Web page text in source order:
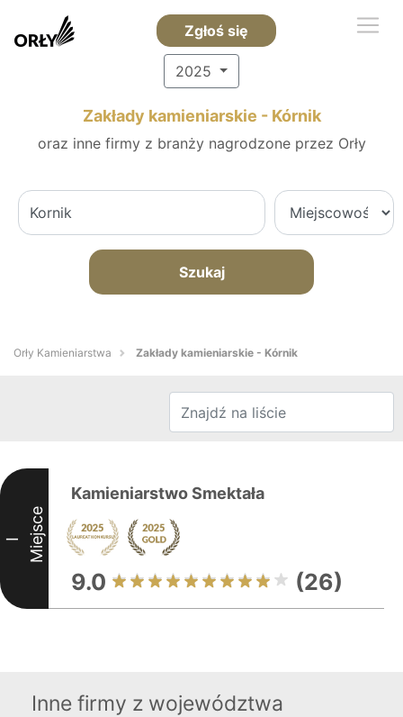
Zgłoś się
2025
Zakłady kamieniarskie - Kórnik
oraz inne firmy z branży nagrodzone przez Orły
Szukaj
Orły Kamieniarstwa Zakłady kamieniarskie - Kórnik
I Miejsce
Kamieniarstwo Smektała
9.0 (26)
Inne firmy z województwa